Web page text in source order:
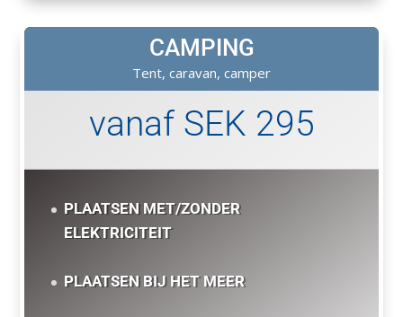
CAMPING
Tent, caravan, camper
vanaf SEK 295
PLAATSEN MET/ZONDER
ELEKTRICITEIT
PLAATSEN BIJ HET MEER